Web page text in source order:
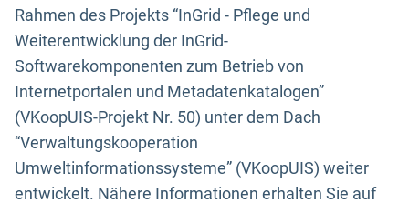
Rahmen des Projekts “InGrid - Pflege und
Weiterentwicklung der InGrid-
Softwarekomponenten zum Betrieb von
Internetportalen und Metadatenkatalogen”
(VKoopUIS-Projekt Nr. 50) unter dem Dach
“Verwaltungskooperation
Umweltinformationssysteme” (VKoopUIS) weiter
entwickelt. Nähere Informationen erhalten Sie auf